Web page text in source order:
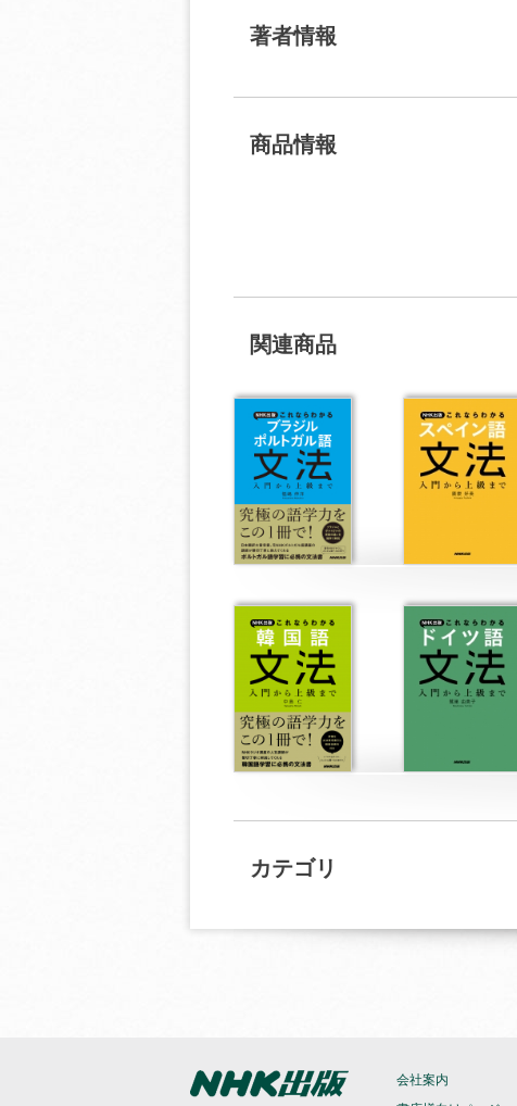
著者情報
商品情報
関連商品
カテゴリ
会社案内